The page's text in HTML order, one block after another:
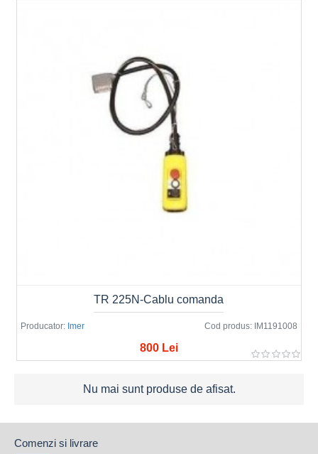
Producator: Imer Cod produs: IM1191008
TR 225N-Cablu comanda
800 Lei
Nu mai sunt produse de afisat.
Comenzi si livrare